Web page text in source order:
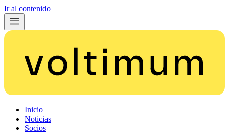
Ir al contenido
Inicio
Noticias
Socios